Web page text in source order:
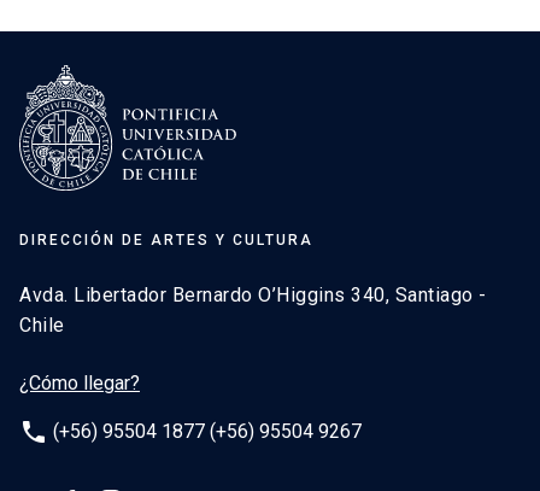
DIRECCIÓN DE ARTES Y CULTURA
Avda. Libertador Bernardo O’Higgins 340, Santiago -
Chile
¿Cómo llegar?
phone (+56) 95504 1877 (+56) 95504 9267